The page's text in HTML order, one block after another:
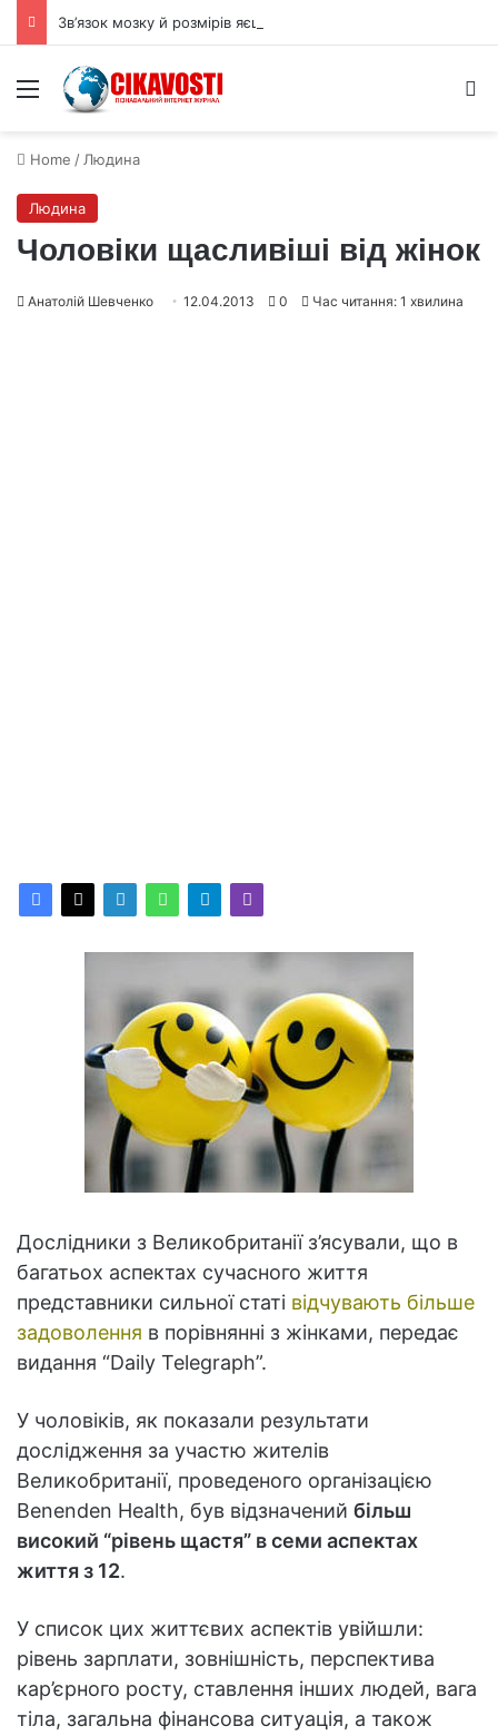
Menu
Home / Людина
Людина
Чоловіки щасливіші від жінок
Анатолій Шевченко 12.04.2013 0 Час читання: 1 хвилина
Дослідники з Великобританії з’ясували, що в
багатьох аспектах сучасного життя
представники сильної статі відчувають більше
задоволення в порівнянні з жінками, передає
видання “Daily Telegraph”.
У чоловіків, як показали результати
дослідження за участю жителів
Великобританії, проведеного організацією
Benenden Health, був відзначений більш
високий “рівень щастя” в семи аспектах
життя з 12.
У список цих життєвих аспектів увійшли:
рівень зарплати, зовнішність, перспектива
кар’єрного росту, ставлення інших людей, вага
тіла, загальна фінансова ситуація, а також